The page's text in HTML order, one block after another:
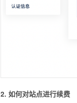
2. 如何对站点进行续费